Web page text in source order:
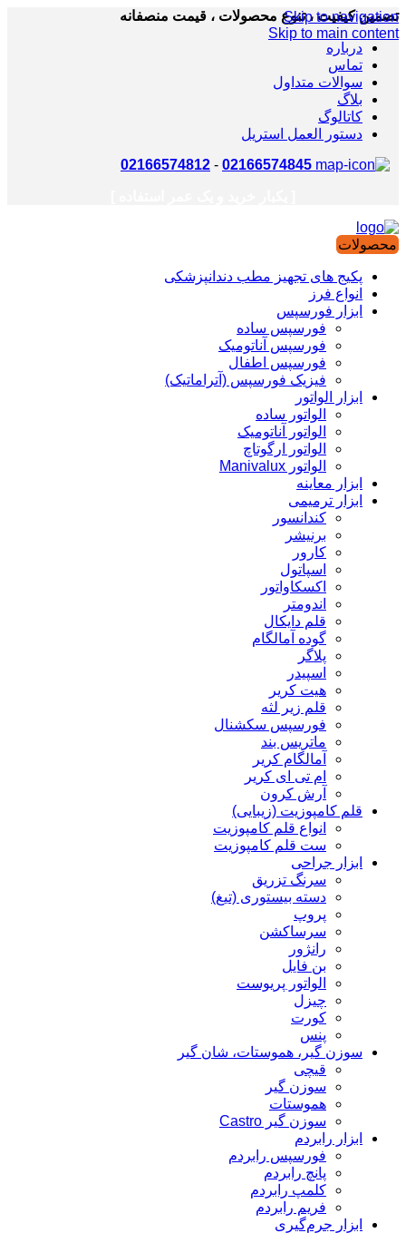
Skip to navigation
Skip to main content
تضمین کیفیت ، تنوع محصولات ، قیمت منصفانه
درباره
تماس
سوالات متداول
بلاگ
کاتالوگ
دستور العمل استریل
02166574845
-
02166574812
محصولات
پکیج های تجهیز مطب دندانپزشکی
انواع فرز
ابزار فورسپس
فورسپس ساده
فورسپس آناتومیک
فورسپس اطفال
فیزیک فورسپس (آتراماتیک)
ابزار الواتور
الواتور ساده
الواتور آناتومیک
الواتور ارگوتاچ
الواتور Manivalux
ابزار معاینه
ابزار ترمیمی
کندانسور
برنیشر
کارور
اسپاتول
اکسکاواتور
اندومتر
قلم دایکال
گوده آمالگام
پلاگر
اسپیدر
هیت کریر
قلم زیر لثه
فورسپس سکشنال
ماتریس بند
آمالگام کریر
ام تی ای کریر
آرش کرون
قلم کامپوزیت (زیبایی)
انواع قلم کامپوزیت
ست قلم کامپوزیت
ابزار جراحی
سرنگ تزریق
دسته بیستوری (تیغ)
پروپ
سرساکشن
رانژور
بن فایل
الواتور پریوست
چیزل
کورت
پنس
سوزن گیر، هموستات، شان گیر
قیچی
سوزن گیر
هموستات
سوزن گیر Castro
ابزار رابردم
فورسپس رابردم
پانچ رابردم
کلمپ رابردم
فریم رابردم
ابزار جرم‌گیری